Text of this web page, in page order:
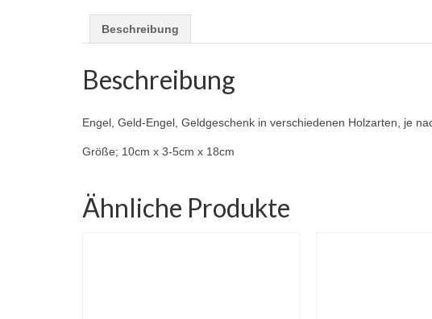
Beschreibung
Beschreibung
Engel, Geld-Engel, Geldgeschenk in verschiedenen Holzarten, je
Größe; 10cm x 3-5cm x 18cm
Ähnliche Produkte